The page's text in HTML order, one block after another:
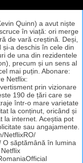
Quinn) a avut niște
în viață: ori merge
de vară creștină. Deși,
și-a deschis în cele din
de una din rezidentele
precum și un sens al
mai puțin. Abonare:
Netflix:
prin vizionare
190 de țări care se
într-o mare varietate
la conținut, oricând și
la internet. Aceștia pot
sau angajamente.
NetflixRO/
O săptămână în lumina